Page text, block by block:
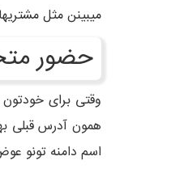
میبینن مثل
حضور
وقتی برای
همون آدرس قبلی
اسم دامنه تونو